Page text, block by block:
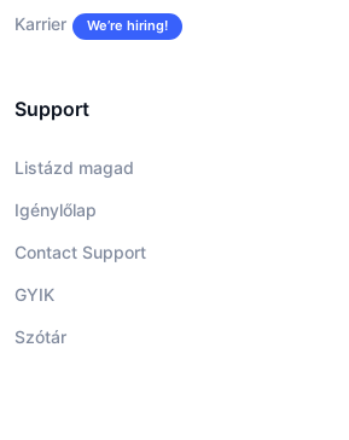
Karrier We’re hiring!
Support
Listázd magad
Igénylőlap
Contact Support
GYIK
Szótár